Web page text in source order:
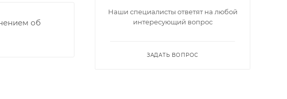
об
Наши специалисты ответят на любой
интересующий вопрос
ЗАДАТЬ ВОПРОС